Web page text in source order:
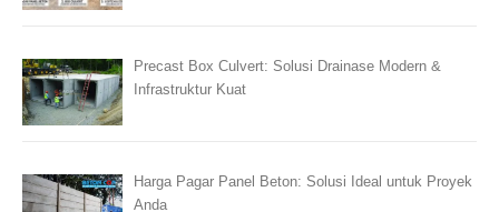
Precast Box Culvert: Solusi Drainase Modern &
Infrastruktur Kuat
Harga Pagar Panel Beton: Solusi Ideal untuk Proyek
Anda